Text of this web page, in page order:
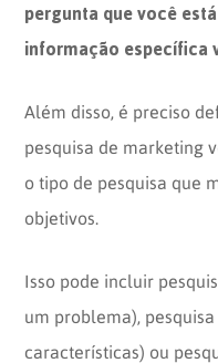
pergunta que você
informação específica
Além disso, é preciso
pesquisa de marketing
o tipo de pesquisa que
objetivos.
Isso pode incluir
um problema),
características) ou